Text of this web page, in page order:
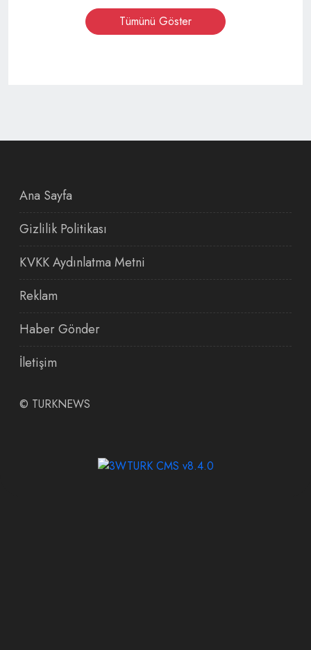
Tümünü Göster
Ana Sayfa
Gizlilik Politikası
KVKK Aydınlatma Metni
Reklam
Haber Gönder
İletişim
© TURKNEWS